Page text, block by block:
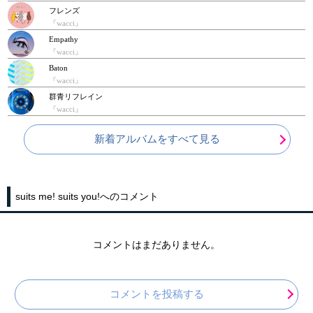
フレンズ
『wacci』
Empathy
『wacci』
Baton
『wacci』
群青リフレイン
『wacci』
新着アルバムをすべて見る
suits me! suits you!へのコメント
コメントはまだありません。
コメントを投稿する